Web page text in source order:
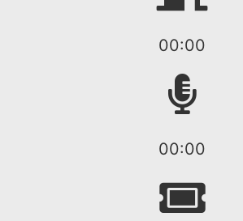
00:00
00:00